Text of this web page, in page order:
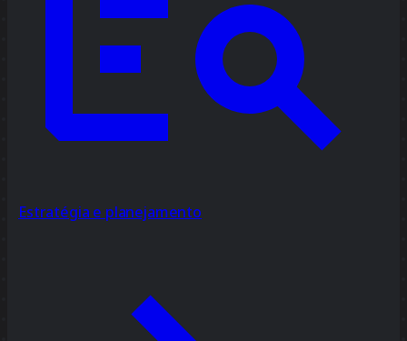
Estratégia e planejamento